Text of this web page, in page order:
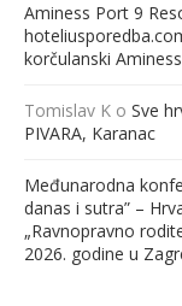
Aminess Port 9
korčulanski
Tomislav K o Sve
PIVARA, Karanac
Međunarodna
danas i sutra” –
„Ravnopravno
2026. godine u